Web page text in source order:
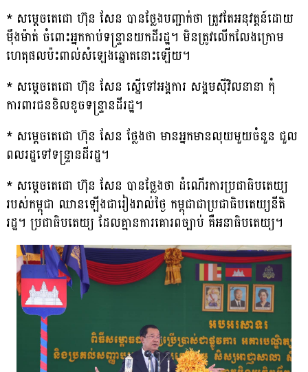
* សម្តេចតេជោ ហ៊ុន សែន បានថ្លែងបញ្ជាក់ថា ត្រូវតែអនុវត្តន៍ដោយ
ម៉ឹងម៉ាត់ ចំពោះអ្នកកាប់ទន្ទ្រានយកដីរដ្ឋ។ មិនត្រូវលើកលែងក្រោម
ហេតុផលប៉ះពាល់សំឡេងឆ្នោតនោះឡើយ។
* សម្តេចតេជោ ហ៊ុន សែន ស្នើទៅអង្គការ សង្គមស៊ីវិលនានា កុំ
ការពារជនខិលខូចទន្ទ្រានដីរដ្ឋ។
* សម្តេចតេជោ ហ៊ុន សែន ថ្លែងថា មានអ្នកមានលុយមួយចំនួន ជួល
ពលរដ្ឋទៅទន្ទ្រានដីរដ្ឋ។
* សម្តេចតេជោ ហ៊ុន សែន បានថ្លែងថា ដំណើរការប្រជាធិបតេយ្យ
របស់កម្ពុជា ឈានឡើងជារៀងរាល់ថ្ងៃ កម្ពុជាជាប្រជាធិបតេយ្យនីតិ
រដ្ឋ។ ប្រជាធិបតេយ្យ ដែលគ្មានការគោរពច្បាប់ គឺអនាធិបតេយ្យ។